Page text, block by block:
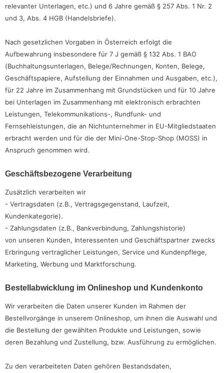
relevanter Unterlagen, etc.) und 6 Jahre gemäß § 257 Abs. 1 Nr. 2
und 3, Abs. 4 HGB (Handelsbriefe).
Nach gesetzlichen Vorgaben in Österreich erfolgt die
Aufbewahrung insbesondere für 7 J gemäß § 132 Abs. 1 BAO
(Buchhaltungsunterlagen, Belege/Rechnungen, Konten, Belege,
Geschäftspapiere, Aufstellung der Einnahmen und Ausgaben, etc.),
für 22 Jahre im Zusammenhang mit Grundstücken und für 10 Jahre
bei Unterlagen im Zusammenhang mit elektronisch erbrachten
Leistungen, Telekommunikations-, Rundfunk- und
Fernsehleistungen, die an Nichtunternehmer in EU-Mitgliedstaaten
erbracht werden und für die der Mini-One-Stop-Shop (MOSS) in
Anspruch genommen wird.
Geschäftsbezogene Verarbeitung
Zusätzlich verarbeiten wir
- Vertragsdaten (z.B., Vertragsgegenstand, Laufzeit,
Kundenkategorie).
- Zahlungsdaten (z.B., Bankverbindung, Zahlungshistorie)
von unseren Kunden, Interessenten und Geschäftspartner zwecks
Erbringung vertraglicher Leistungen, Service und Kundenpflege,
Marketing, Werbung und Marktforschung.
Bestellabwicklung im Onlineshop und Kundenkonto
Wir verarbeiten die Daten unserer Kunden im Rahmen der
Bestellvorgänge in unserem Onlineshop, um ihnen die Auswahl und
die Bestellung der gewählten Produkte und Leistungen, sowie
deren Bezahlung und Zustellung, bzw. Ausführung zu ermöglichen.
Zu den verarbeiteten Daten gehören Bestandsdaten,